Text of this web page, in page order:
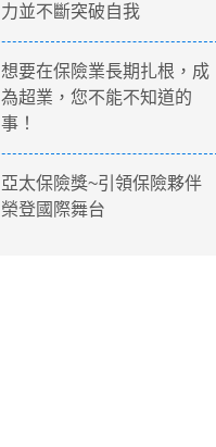
力並不斷突破自我
想要在保險業長期扎根，成
為超業，您不能不知道的
事！
亞太保險獎~引領保險夥伴
榮登國際舞台